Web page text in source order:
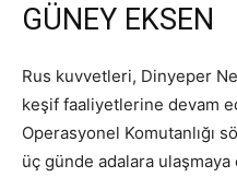
GÜNEY EKSEN
Rus kuvvetleri, Dinyeper
keşif faaliyetlerine devam
Operasyonel Komutanlığı
üç günde adalara ulaşmaya